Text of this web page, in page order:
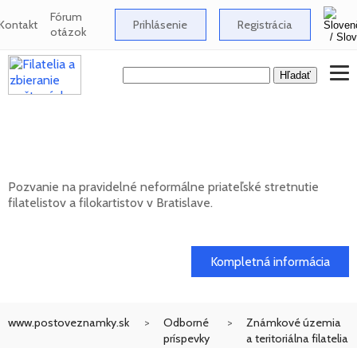
Fórum
otázok Prihlásenie Registrácia
Pozvanie na pravidelné neformálne priateľské stretnutie
filatelistov a filokartistov v Bratislave.
Kompletná informácia
www.postoveznamky.sk
Odborné
príspevky
Známkové územia
a teritoriálna filatelia